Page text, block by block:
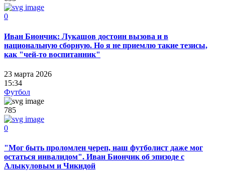
0
Иван Биончик: Лукашов достоин вызова и в
национальную сборную. Но я не приемлю такие тезисы,
как "чей-то воспитанник"
23 марта 2026
15:34
Футбол
785
0
"Мог быть проломлен череп, наш футболист даже мог
остаться инвалидом". Иван Биончик об эпизоде с
Алыкуловым и Чикидой